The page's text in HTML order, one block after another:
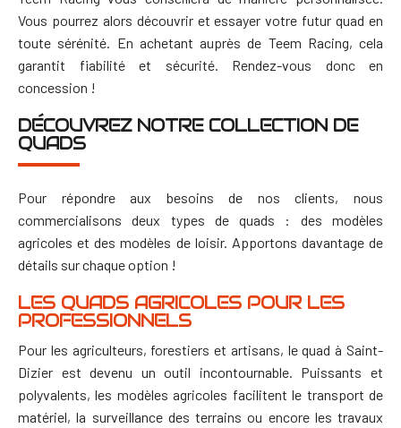
Vous pourrez alors découvrir et essayer votre futur quad en
toute sérénité. En achetant auprès de Teem Racing, cela
garantit fiabilité et sécurité. Rendez-vous donc en
concession !
DÉCOUVREZ NOTRE COLLECTION DE
QUADS
Pour répondre aux besoins de nos clients, nous
commercialisons deux types de quads : des modèles
agricoles et des modèles de loisir. Apportons davantage de
détails sur chaque option !
LES QUADS AGRICOLES POUR LES
PROFESSIONNELS
Pour les agriculteurs, forestiers et artisans, le quad à Saint-
Dizier est devenu un outil incontournable. Puissants et
polyvalents, les modèles agricoles facilitent le transport de
matériel, la surveillance des terrains ou encore les travaux